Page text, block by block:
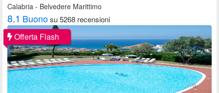
Calabria - Belvedere Marittimo
8.1 Buonosu 5268 recensioni
Offerta Flash